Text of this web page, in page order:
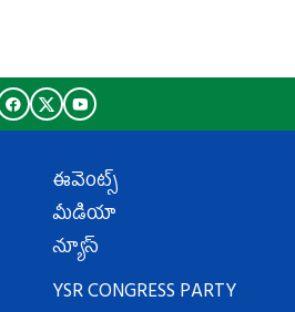
ఈవెంట్స్
మీడియా
న్యూస్
YSR CONGRESS PARTY